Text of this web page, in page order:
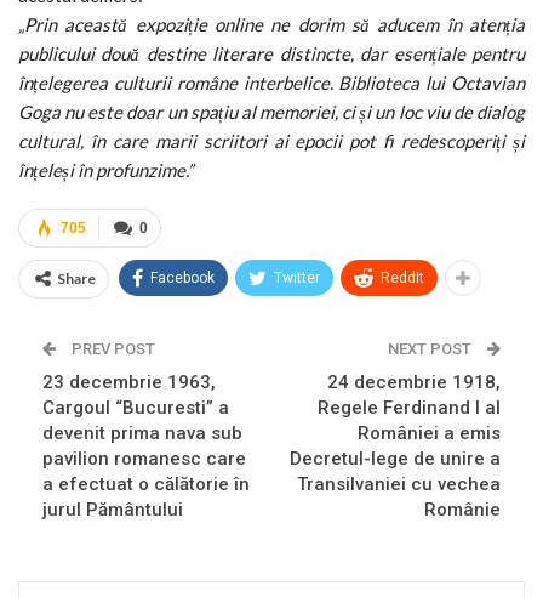
„Prin această expoziție online ne dorim să aducem în atenția
publicului două destine literare distincte, dar esențiale pentru
înțelegerea culturii române interbelice. Biblioteca lui Octavian
Goga nu este doar un spațiu al memoriei, ci și un loc viu de dialog
cultural, în care marii scriitori ai epocii pot fi redescoperiți și
înțeleși în profunzime.”
0
705
Share Facebook Twitter ReddIt
PREV POST
23 decembrie 1963,
Cargoul “Bucuresti” a
devenit prima nava sub
pavilion romanesc care
a efectuat o călătorie în
jurul Pământului
NEXT POST
24 decembrie 1918,
Regele Ferdinand I al
României a emis
Decretul-lege de unire a
Transilvaniei cu vechea
Românie